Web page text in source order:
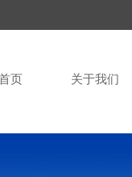
页 关于我们